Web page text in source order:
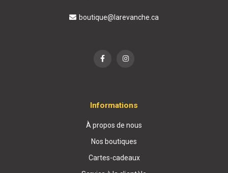
boutique@larevanche.ca
Informations
À propos de nous
Nos boutiques
Cartes-cadeaux